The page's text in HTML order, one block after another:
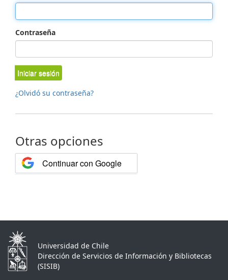
Contraseña
Iniciar sesión
¿Olvidó su contraseña?
Otras opciones
Continuar con Google
Universidad de Chile
Dirección de Servicios de Información y Bibliotecas
(SISIB)